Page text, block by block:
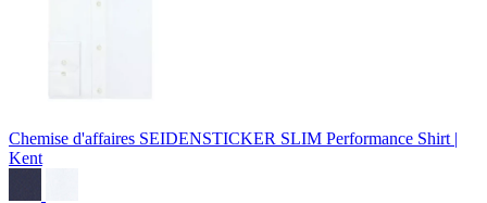
Chemise d'affaires SEIDENSTICKER SLIM Performance Shirt |
Kent